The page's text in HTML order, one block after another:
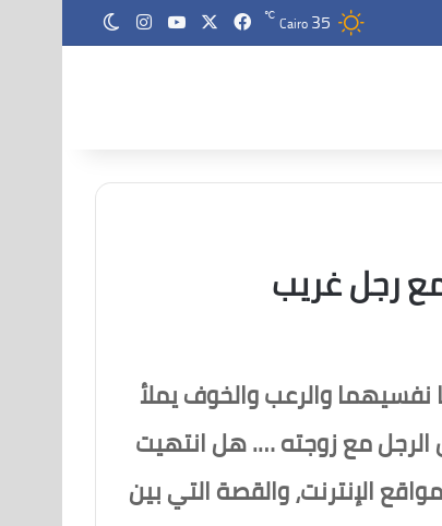
Cairo35
℃ فيسبوك ‫YouTubeانستقرام
رجل غريب
نفسيهما والرعب والخوف يملأ
الرجل مع زوجته …. هل انتهيت
الإنترنت، والقصة التي بين